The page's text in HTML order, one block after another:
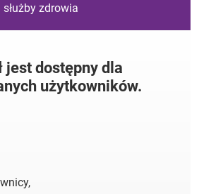
służby zdrowia
jest dostępny dla
użytkowników.